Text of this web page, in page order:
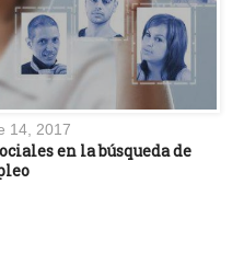
14, 2017
en la búsqueda de